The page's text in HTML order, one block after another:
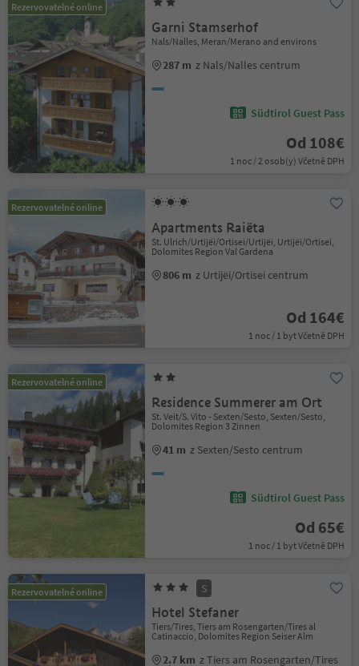
Rezervovatelné online
Garni Stamserhof
Nals/Nalles, Meran/Merano and environs
287 m z Nals/Nalles centrum
Südtirol Guest Pass
Od 108€
1 noc / 2 osob(y) Včetně DPH
Rezervovatelné online
Apartments Raiëta
St. Ulrich/Urtijëi/Ortisei/Urtijëi, Urtijëi/Ortisei,
Dolomites Region Val Gardena
806 m z Urtijëi/Ortisei centrum
Od 164€
1 noc / 1 byt Včetně DPH
Rezervovatelné online
Residence Summerer am Ort
St. Veit/S. Vito - Sexten/Sesto, Sexten/Sesto,
Dolomites Region 3 Zinnen
41 m z Sexten/Sesto centrum
Südtirol Guest Pass
Od 65€
1 noc / 1 byt Včetně DPH
Rezervovatelné online S
Hotel Stefaner
Tiers/Tires, Tiers am Rosengarten/Tires al
Catinaccio, Dolomites Region Seiser Alm
2.7 km z Tiers am Rosengarten/Tires